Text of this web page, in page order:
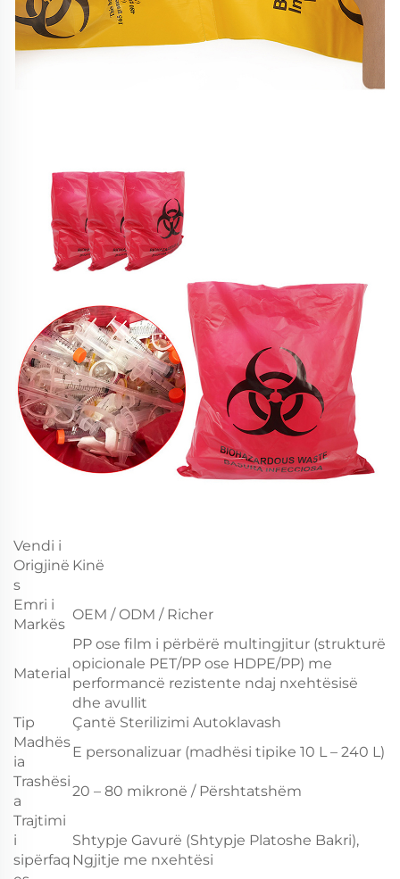
Vendi i
Origjinë
s
Kinë
Emri i
Markës
OEM / ODM / Richer
Material
PP ose film i përbërë multingjitur (strukturë
opicionale PET/PP ose HDPE/PP) me
performancë rezistente ndaj nxehtësisë
dhe avullit
Tip
Çantë Sterilizimi Autoklavash
Madhës
ia
E personalizuar (madhësi tipike 10 L – 240 L)
Trashësi
a
20 – 80 mikronë / Përshtatshëm
Trajtimi
i
sipërfaq
Shtypje Gavurë (Shtypje Platoshe Bakri),
Ngjitje me nxehtësi